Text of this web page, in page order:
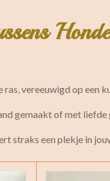
vereeuwigd op een
gemaakt of met liefde
straks een plekje in